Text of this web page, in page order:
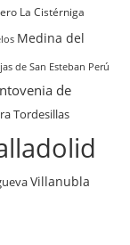
La Cistérniga
Medina del
de San Esteban Perú
de
Tordesillas
Villanubla